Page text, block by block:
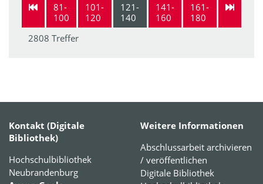
81-
100
101-
120
121-
140
141-
160
161-
180
2808 Treffer
Kontakt (Digitale
Bibliothek)
Hochschulbibliothek
Neubrandenburg
Weitere Informationen
Abschlussarbeit archivieren
/ veröffentlichen
Digitale Bibliothek